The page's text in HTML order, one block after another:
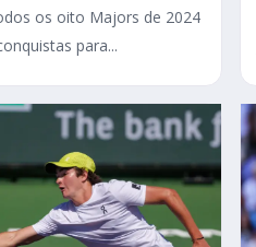
os oito Majors de 2024
para...